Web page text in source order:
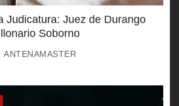
Judicatura: Juez de Durango
Soborno
ANTENAMASTER